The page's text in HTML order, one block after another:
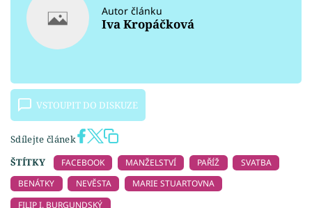
Autor článku
Iva Kropáčková
VSTOUPIT DO DISKUZE
Sdílejte článek
ŠTÍTKY
FACEBOOK MANŽELSTVÍ PAŘÍŽ
SVATBA
BENÁTKY
NEVĚSTA
MARIE STUARTOVNA
FILIP I. BURGUNDSKÝ